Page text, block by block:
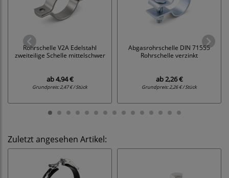
Rohrschelle V2A Edelstahl
zweiteilige Schelle mittelschwer
ab4,94 €
Grundpreis:2,47 € / Stück
Abgasrohrschelle DIN 71555
Rohrschelle verzinkt
ab2,26 €
Grundpreis:2,26 € / Stück
Zuletzt angesehen Artikel: